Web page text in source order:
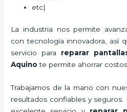
etc|
La industria nos permite
con tecnología innovadora, así
servicio para reparar
Aquino te permite ahorrar
Trabajamos de la mano con
resultados confiables y